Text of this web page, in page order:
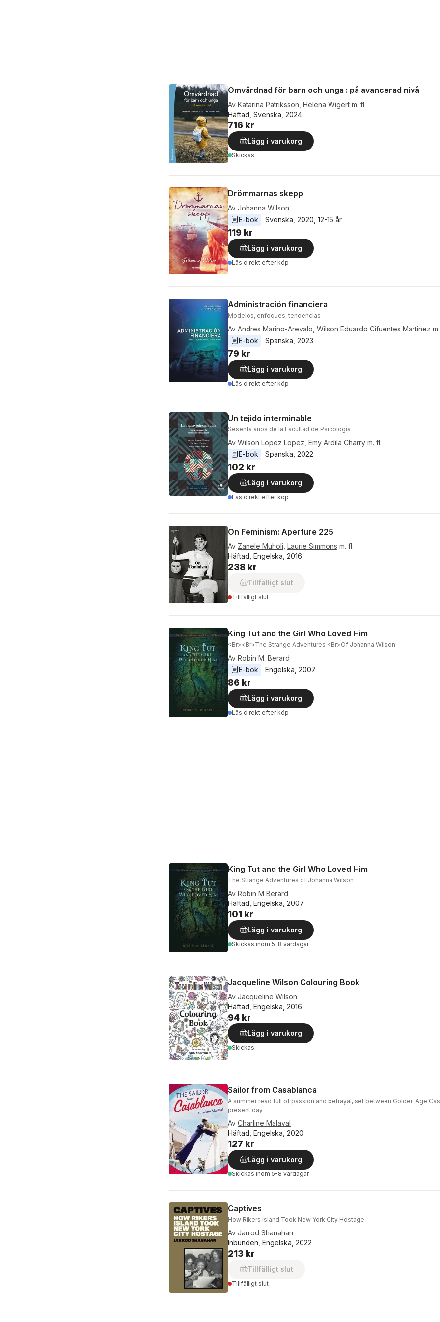
Omvårdnad för barn och unga : på avancerad nivå
Av Katarina Patriksson Helena Wigert m. fl.
Häftad, Svenska, 2024
716 kr
Lägg i varukorg
Skickas
Drömmarnas skepp
Av Johanna Wilson
E-bok
Svenska 2020 12-15 år
119 kr
Lägg i varukorg
Läs direkt efter köp
Administración financiera
Modelos, enfoques, tendencias
Av Andres Marino-Arevalo Wilson Eduardo Cifuentes Martinez
E-bok
Spanska 2023
79 kr
Lägg i varukorg
Läs direkt efter köp
Un tejido interminable
Sesenta años de la Facultad de Psicología
Av Wilson Lopez Lopez Emy Ardila Charry m. fl.
E-bok
Spanska 2022
102 kr
Lägg i varukorg
Läs direkt efter köp
On Feminism: Aperture 225
Av Zanele Muholi Laurie Simmons m. fl.
Häftad, Engelska, 2016
238 kr
Tillfälligt slut
Tillfälligt slut
King Tut and the Girl Who Loved Him
<Br><Br>The Strange Adventures <Br>Of Johanna Wilson
Av Robin M. Berard
E-bok
Engelska 2007
86 kr
Lägg i varukorg
Läs direkt efter köp
King Tut and the Girl Who Loved Him
The Strange Adventures of Johanna Wilson
Av Robin M Berard
Häftad, Engelska, 2007
101 kr
Lägg i varukorg
Skickas inom 5-8 vardagar
Jacqueline Wilson Colouring Book
Av Jacqueline Wilson
Häftad, Engelska, 2016
94 kr
Lägg i varukorg
Skickas
Sailor from Casablanca
A summer read full of passion and betrayal, set between Golden Age
present day
Av Charline Malaval
Häftad, Engelska, 2020
127 kr
Lägg i varukorg
Skickas inom 5-8 vardagar
Captives
How Rikers Island Took New York City Hostage
Av Jarrod Shanahan
Inbunden, Engelska, 2022
213 kr
Tillfälligt slut
Tillfälligt slut